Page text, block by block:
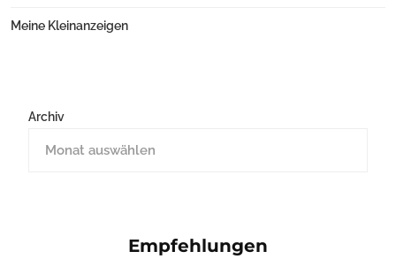
Meine Kleinanzeigen
Archiv
Empfehlungen